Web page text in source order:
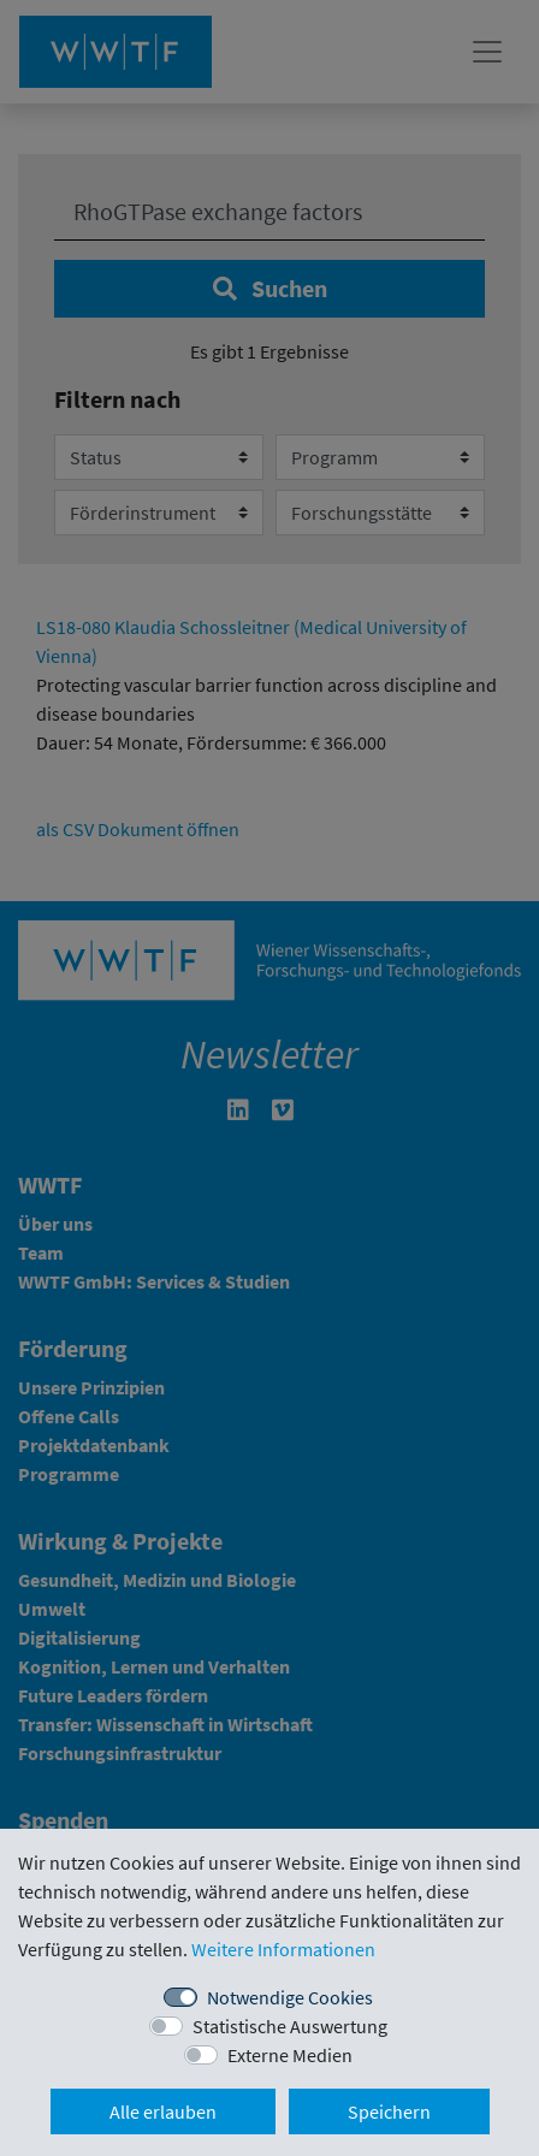
Suchen
Es gibt 1 Ergebnisse
Filtern nach
Status Programm
Förderinstrument Forschungsstätte
LS18-080 Klaudia Schossleitner (Medical University of
Vienna)
Protecting vascular barrier function across discipline and
disease boundaries
Dauer: 54 Monate, Fördersumme: € 366.000
als CSV Dokument öffnen
Newsletter
Linkedin in neuem Fenster öffnen
WWTF
Über uns
Team
WWTF GmbH: Services & Studien
Förderung
Unsere Prinzipien
Offene Calls
Projektdatenbank
Programme
Wirkung & Projekte
Gesundheit, Medizin und Biologie
Umwelt
Digitalisierung
Kognition, Lernen und Verhalten
Future Leaders fördern
Transfer: Wissenschaft in Wirtschaft
Forschungsinfrastruktur
Spenden
Fundraising
News
Intranet
Förderrichtlinie · Funding Portal Evaluierungen
Downloads
Schlickgasse 3/12
office@wwtf.at
Wir nutzen Cookies auf unserer Website. Einige von ihnen sind
technisch notwendig, während andere uns helfen, diese
Website zu verbessern oder zusätzliche Funktionalitäten zur
Verfügung zu stellen. Weitere Informationen
Notwendige Cookies
Statistische Auswertung
Externe Medien
Alle erlauben Speichern